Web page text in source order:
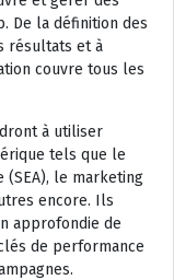
De la définition des
résultats et à
couvre tous les
à utiliser
tels que le
(SEA), le marketing
encore. Ils
approfondie de
de performance